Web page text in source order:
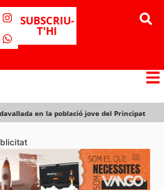
SUBSCRIU-
T'HI
en la població jove del Principat